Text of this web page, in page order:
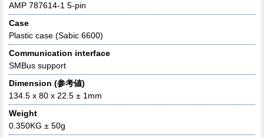
AMP 787614-1 5-pin
Case
Plastic case (Sabic 6600)
Communication interface
SMBus support
Dimension (参考値)
134.5 x 80 x 22.5 ± 1mm
Weight
0.350KG ± 50g